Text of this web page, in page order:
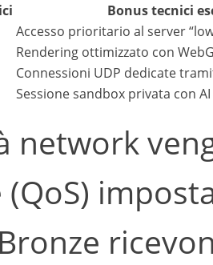
Bonus tecnici
Accesso prioritario al server
Rendering ottimizzato con
Connessioni UDP dedicate
Sessione sandbox privata con
network
(QoS)